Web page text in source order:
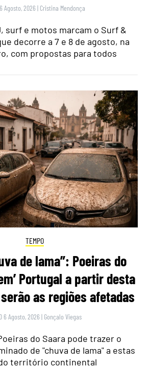
Agosto, 2026 | Cristina Mendonça
surf e motos marcam o Surf &
decorre a 7 e 8 de agosto, na
com propostas para todos
TEMPO
de lama”: Poeiras do
Portugal a partir desta
as regiões afetadas
6 Agosto, 2026 | Gonçalo Viegas
do Saara pode trazer o
de "chuva de lama" a estas
território continental